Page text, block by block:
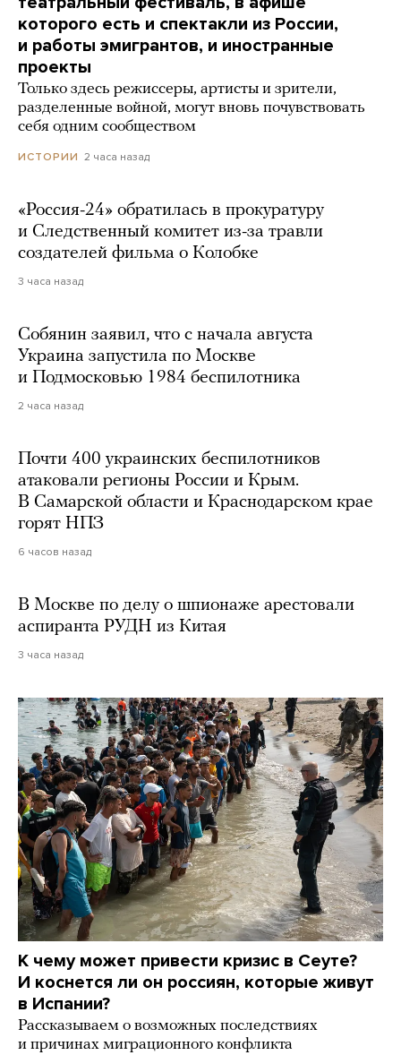
которого есть и спектакли из России,
и работы эмигрантов, и иностранные
проекты
Только здесь режиссеры, артисты и зрители,
разделенные войной, могут вновь почувствовать
себя одним сообществом
ИСТОРИИ 2 часа назад
«Россия-24» обратилась в прокуратуру
и Следственный комитет из-за травли
создателей фильма о Колобке
3 часа назад
Собянин заявил, что с начала августа
Украина запустила по Москве
и Подмосковью 1984 беспилотника
2 часа назад
Почти 400 украинских беспилотников
атаковали регионы России и Крым.
В Самарской области и Краснодарском крае
горят НПЗ
6 часов назад
В Москве по делу о шпионаже арестовали
аспиранта РУДН из Китая
3 часа назад
К чему может привести кризис в Сеуте?
И коснется ли он россиян, которые живут
в Испании?
Рассказываем о возможных последствиях
и причинах миграционного конфликта